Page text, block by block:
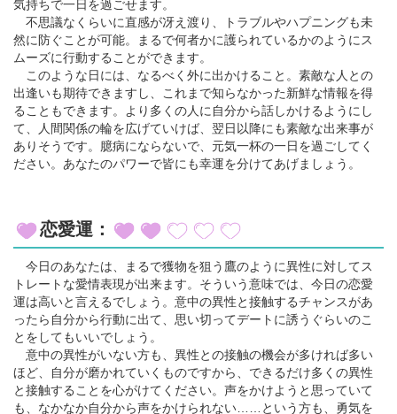
気持ちで一日を過ごせます。
不思議なくらいに直感が冴え渡り、トラブルやハプニングも未
然に防ぐことが可能。まるで何者かに護られているかのようにス
ムーズに行動することができます。
このような日には、なるべく外に出かけること。素敵な人との
出逢いも期待できますし、これまで知らなかった新鮮な情報を得
ることもできます。より多くの人に自分から話しかけるようにし
て、人間関係の輪を広げていけば、翌日以降にも素敵な出来事が
ありそうです。臆病にならないで、元気一杯の一日を過ごしてく
ださい。あなたのパワーで皆にも幸運を分けてあげましょう。
恋愛運：
今日のあなたは、まるで獲物を狙う鷹のように異性に対してス
トレートな愛情表現が出来ます。そういう意味では、今日の恋愛
運は高いと言えるでしょう。意中の異性と接触するチャンスがあ
ったら自分から行動に出て、思い切ってデートに誘うぐらいのこ
とをしてもいいでしょう。
意中の異性がいない方も、異性との接触の機会が多ければ多い
ほど、自分が磨かれていくものですから、できるだけ多くの異性
と接触することを心がけてください。声をかけようと思っていて
も、なかなか自分から声をかけられない……という方も、勇気を